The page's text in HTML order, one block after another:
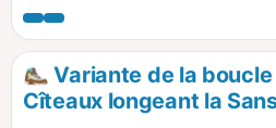
230 m d’altitude et se jette dans la
niveau de l'Abbaye de Cîteaux
de Saint-Nicolas-lès-Cîteaux à 193
Variante de la
Cîteaux longeant la